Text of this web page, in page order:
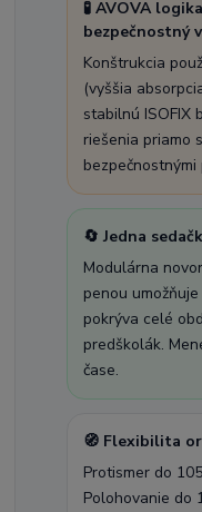
🧪 AVOVA
bezpečnostný
Konštrukcia
(vyššia
stabilnú ISOFIX
riešenia priamo
bezpečnostnými
🔄 Jedna
Modulárna
penou
pokrýva celé
predškolák.
čase.
🧭 Flexibilita
Protismer do
Polohovanie do